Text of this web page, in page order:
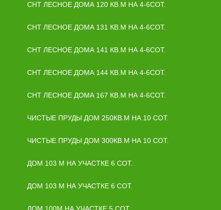
СНТ ЛЕСНОЕ ДОМА 120 КВ.М НА 4-6СОТ.
СНТ ЛЕСНОЕ ДОМА 131 КВ.М НА 4-6СОТ.
СНТ ЛЕСНОЕ ДОМА 141 КВ.М НА 4-6СОТ.
СНТ ЛЕСНОЕ ДОМА 144 КВ.М НА 4-6СОТ.
СНТ ЛЕСНОЕ ДОМА 167 КВ.М НА 4-6СОТ.
ЧИСТЫЕ ПРУДЫ ДОМ 250КВ.М НА 10 СОТ.
ЧИСТЫЕ ПРУДЫ ДОМ 300КВ.М НА 10 СОТ.
ДОМ 103 М НА УЧАСТКЕ 6 СОТ.
ДОМ 103 М НА УЧАСТКЕ 6 СОТ.